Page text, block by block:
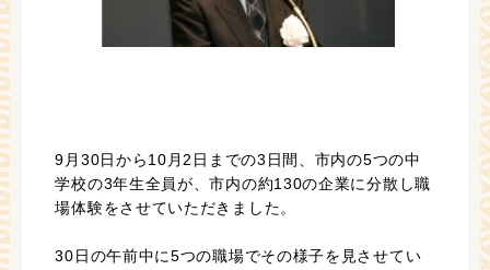
9月30日から10月2日までの3日間、市内の5つの中
学校の3年生全員が、市内の約130の企業に分散し職
場体験をさせていただきました。
30日の午前中に5つの職場でその様子を見させてい